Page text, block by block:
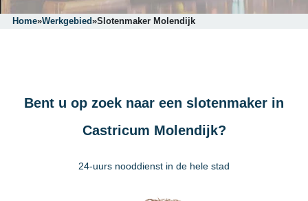
Home»Werkgebied»Slotenmaker Molendijk
Bent u op zoek naar een slotenmaker in
Castricum Molendijk?
24-uurs nooddienst in de hele stad